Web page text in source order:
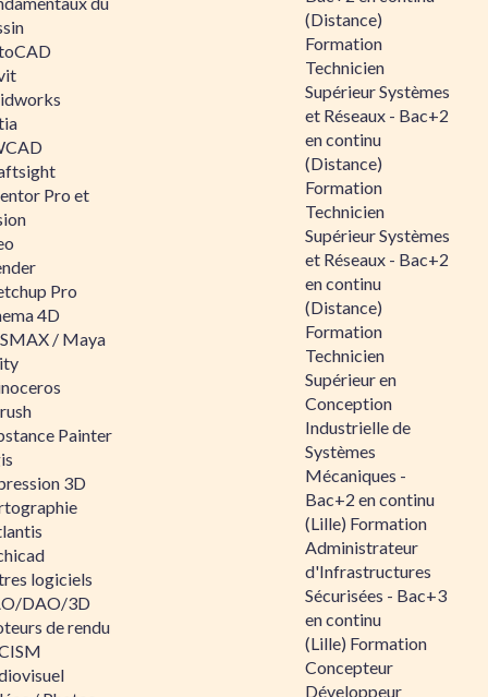
Pro et
Pro
4D
/ Maya
Painter
3D
logiciels
DAO/3D
de rendu
(Distance)
Formation
Technicien
Supérieur Systèmes
et Réseaux - Bac+2
en continu
(Distance)
Formation
Technicien
Supérieur Systèmes
et Réseaux - Bac+2
en continu
(Distance)
Formation
Technicien
Supérieur en
Conception
Industrielle de
Systèmes
Mécaniques -
Bac+2 en continu
(Lille) Formation
Administrateur
d'Infrastructures
Sécurisées - Bac+3
en continu
(Lille) Formation
Concepteur
Développeur